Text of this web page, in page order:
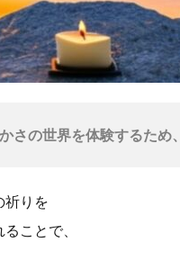
さの世界を体験するため、
祈りを
ことで、